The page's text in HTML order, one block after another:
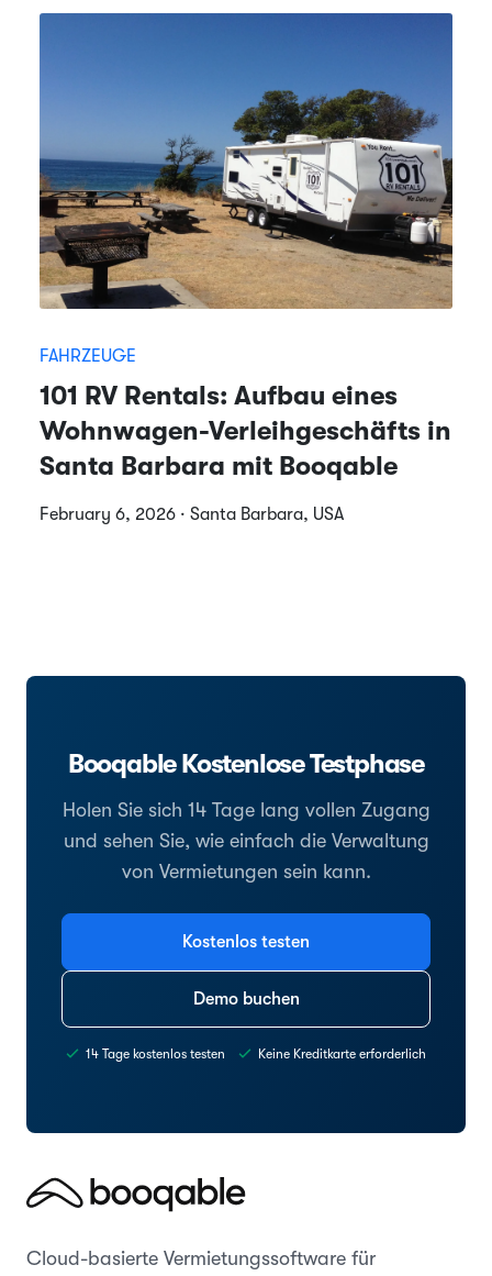
FAHRZEUGE
101 RV Rentals: Aufbau eines
Wohnwagen-Verleihgeschäfts in
Santa Barbara mit Booqable
February 6, 2026 · Santa Barbara, USA
Booqable Kostenlose Testphase
Holen Sie sich 14 Tage lang vollen Zugang
und sehen Sie, wie einfach die Verwaltung
von Vermietungen sein kann.
Kostenlos testen
Demo buchen
14 Tage kostenlos testen Keine Kreditkarte erforderlich
Cloud-basierte Vermietungssoftware für